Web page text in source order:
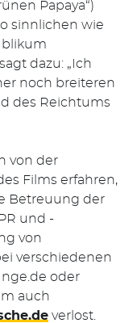
Papaya“)
sinnlichen wie
dazu: „Ich
noch breiteren
des Reichtums
von der
Films erfahren,
Betreuung der
und -
von
verschiedenen
oder
auch
verlost.